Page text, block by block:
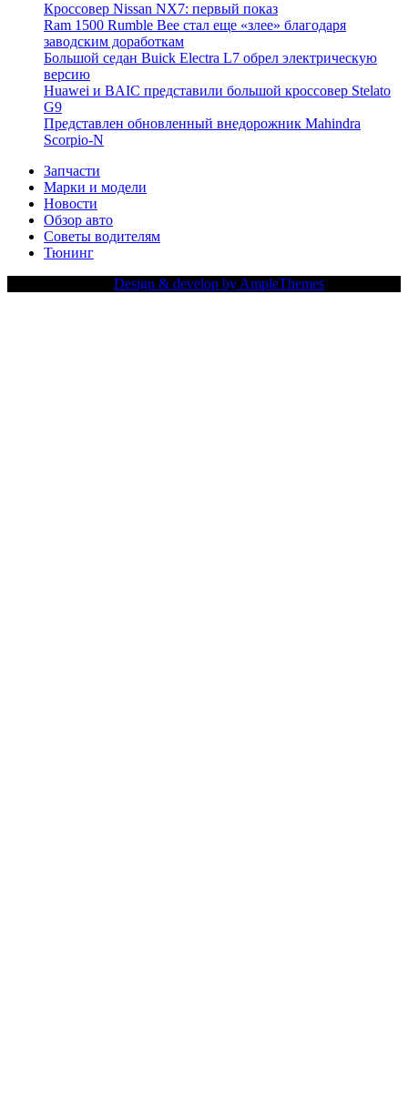
Кроссовер Nissan NX7: первый показ
Ram 1500 Rumble Bee стал еще «злее» благодаря
заводским доработкам
Большой седан Buick Electra L7 обрел электрическую
версию
Huawei и BAIC представили большой кроссовер Stelato
G9
Представлен обновленный внедорожник Mahindra
Scorpio-N
Запчасти
Марки и модели
Новости
Обзор авто
Советы водителям
Тюнинг
Design & develop by AmpleThemes